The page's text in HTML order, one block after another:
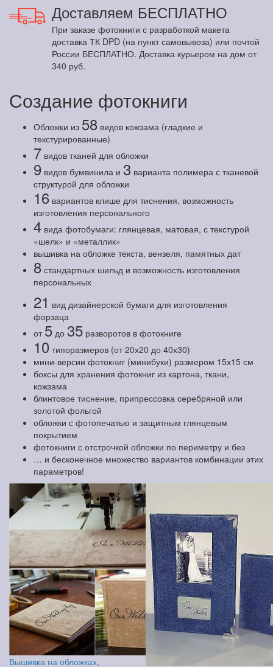
Доставляем БЕСПЛАТНО
При заказе фотокниги с разработкой макета
доставка ТК DPD (на пункт самовывоза) или почтой
России БЕСПЛАТНО. Доставка курьером на дом от
340 руб.
Создание фотокниги
Обложки из 58 видов кожзама (гладкие и
текстурированные)
7 видов тканей для обложки
9 видов бумвинила и 3 варианта полимера с тканевой
структурой для обложки
16 вариантов клише для тиснения, возможность
изготовления персонального
4 вида фотобумаги: глянцевая, матовая, с текстурой
«шелк» и «металлик»
вышивка на обложке текста, вензеля, памятных дат
8 стандартных шильд и возможность изготовления
персональных
21 вид дизайнерской бумаги для изготовления
форзаца
от 5 до 35 разворотов в фотокниге
10 типоразмеров (от 20х20 до 40х30)
мини-версии фотокниг (минибуки) размером 15х15 см
боксы для хранения фотокниг из картона, ткани,
кожзама
блинтовое тиснение, припрессовка серебряной или
золотой фольгой
обложки с фотопечатью и защитным глянцевым
покрытием
фотокниги с отстрочкой обложки по периметру и без
… и бесконечное множество вариантов комбинации этих
параметров!
Вышивка на обложках,